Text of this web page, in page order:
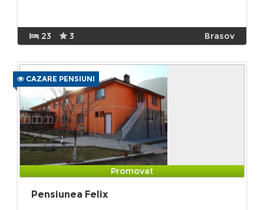
23 3 Brasov
CAZARE PENSIUNI
Promovat
Pensiunea Felix